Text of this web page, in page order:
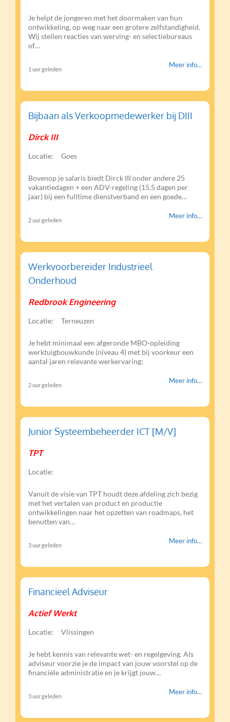
Je helpt de jongeren met het doormaken van hun
ontwikkeling, op weg naar een grotere zelfstandigheid.
Wij stellen reacties van werving- en selectiebureaus
of…
Meer info…
1 uur geleden
Bijbaan als Verkoopmedewerker bij DIII
Dirck III
Locatie: Goes
Bovenop je salaris biedt Dirck III onder andere 25
vakantiedagen + een ADV-regeling (15,5 dagen per
jaar) bij een fulltime dienstverband en een goede…
Meer info…
2 uur geleden
Werkvoorbereider Industrieel
Onderhoud
Redbrook Engineering
Locatie: Terneuzen
Je hebt minimaal een afgeronde MBO-opleiding
werktuigbouwkunde (niveau 4) met bij voorkeur een
aantal jaren relevante werkervaring;
Meer info…
2 uur geleden
Junior Systeembeheerder ICT [M/V]
TPT
Locatie:
Vanuit de visie van TPT houdt deze afdeling zich bezig
met het vertalen van product en productie
ontwikkelingen naar het opzetten van roadmaps, het
benutten van…
Meer info…
3 uur geleden
Financieel Adviseur
Actief Werkt
Locatie: Vlissingen
Je hebt kennis van relevante wet- en regelgeving. Als
adviseur voorzie je de impact van jouw voorstel op de
financiële administratie en je krijgt jouw…
Meer info…
3 uur geleden